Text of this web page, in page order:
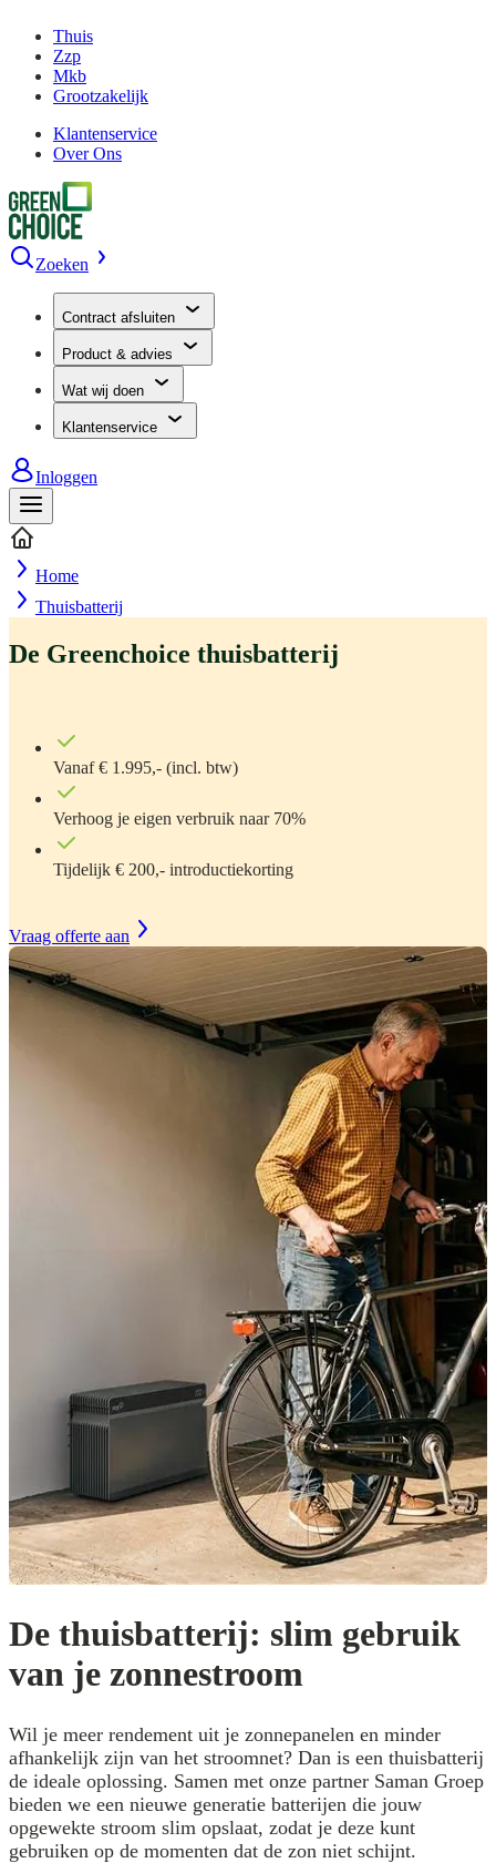
Thuis
Zzp
Mkb
Grootzakelijk
Klantenservice
Over Ons
Zoeken
Contract afsluiten
Product & advies
Wat wij doen
Klantenservice
Inloggen
Home
Thuisbatterij
De Greenchoice thuisbatterij
Vanaf € 1.995,- (incl. btw)
Verhoog je eigen verbruik naar 70%
Tijdelijk € 200,- introductiekorting
Vraag offerte aan
De thuisbatterij: slim gebruik
van je zonnestroom
Wil je meer rendement uit je zonnepanelen en minder
afhankelijk zijn van het stroomnet? Dan is een thuisbatterij
de ideale oplossing. Samen met onze partner Saman Groep
bieden we een nieuwe generatie batterijen die jouw
opgewekte stroom slim opslaat, zodat je deze kunt
gebruiken op de momenten dat de zon niet schijnt.